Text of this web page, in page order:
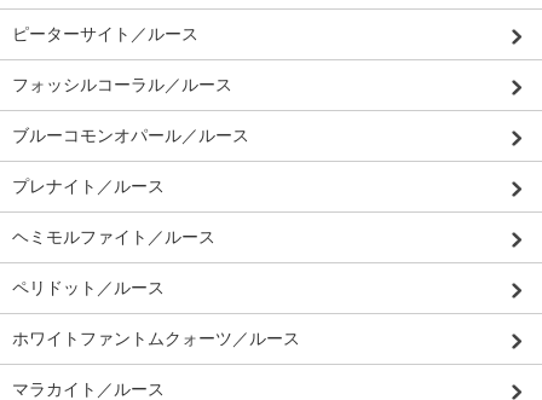
ピーターサイト／ルース
フォッシルコーラル／ルース
ブルーコモンオパール／ルース
プレナイト／ルース
ヘミモルファイト／ルース
ペリドット／ルース
ホワイトファントムクォーツ／ルース
マラカイト／ルース